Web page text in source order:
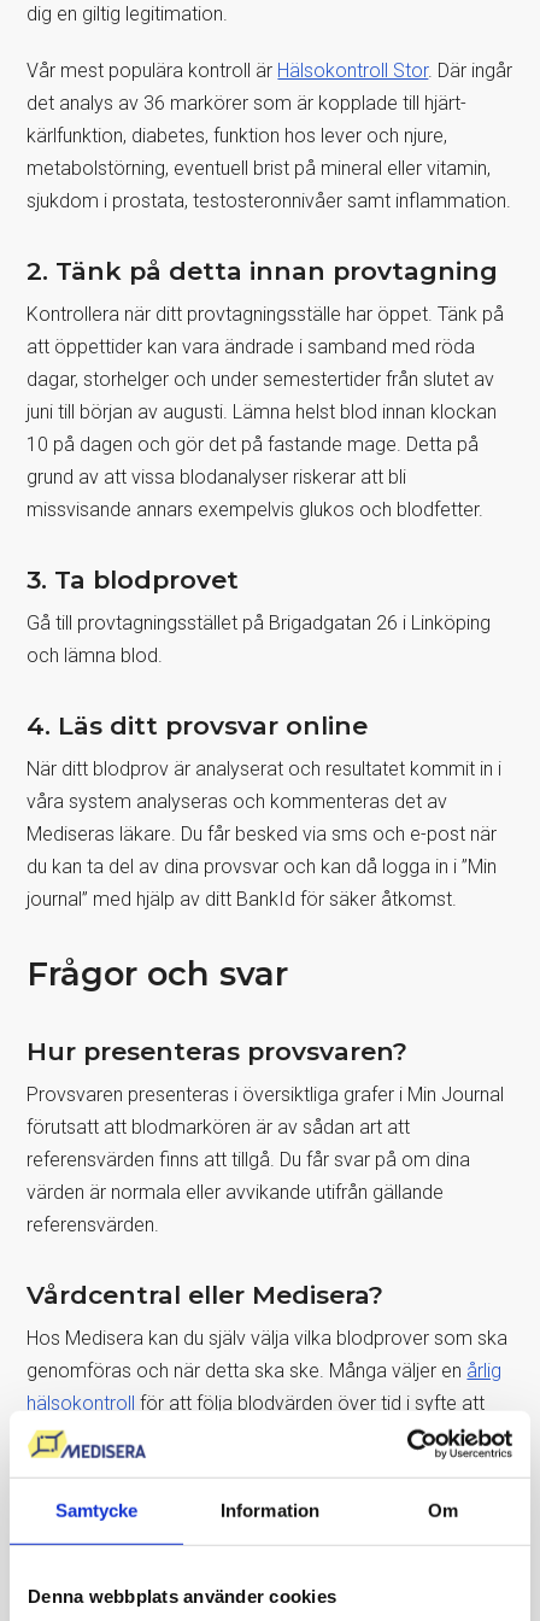
Samtycke Information Om
Denna webbplats använder cookies
dig en giltig legitimation.
Vår mest populära kontroll är Hälsokontroll Stor. Där ingår
det analys av 36 markörer som är kopplade till hjärt-
kärlfunktion, diabetes, funktion hos lever och njure,
metabolstörning, eventuell brist på mineral eller vitamin,
sjukdom i prostata, testosteronnivåer samt inflammation.
2. Tänk på detta innan provtagning
Kontrollera när ditt provtagningsställe har öppet. Tänk på
att öppettider kan vara ändrade i samband med röda
dagar, storhelger och under semestertider från slutet av
juni till början av augusti. Lämna helst blod innan klockan
10 på dagen och gör det på fastande mage. Detta på
grund av att vissa blodanalyser riskerar att bli
missvisande annars exempelvis glukos och blodfetter.
3. Ta blodprovet
Gå till provtagningsstället på Brigadgatan 26 i Linköping
och lämna blod.
4. Läs ditt provsvar online
När ditt blodprov är analyserat och resultatet kommit in i
våra system analyseras och kommenteras det av
Mediseras läkare. Du får besked via sms och e-post när
du kan ta del av dina provsvar och kan då logga in i ”Min
journal” med hjälp av ditt BankId för säker åtkomst.
Frågor och svar
Hur presenteras provsvaren?
Provsvaren presenteras i översiktliga grafer i Min Journal
förutsatt att blodmarkören är av sådan art att
referensvärden finns att tillgå. Du får svar på om dina
värden är normala eller avvikande utifrån gällande
referensvärden.
Vårdcentral eller Medisera?
Hos Medisera kan du själv välja vilka blodprover som ska
genomföras och när detta ska ske. Många väljer en årlig
hälsokontroll för att följa blodvärden över tid i syfte att
tidigt upptäcka avvikande värden. Tjänsten vänder sig till
alltså ses som förebyggande.
prover som ska genomföras utifrån ditt allmänna